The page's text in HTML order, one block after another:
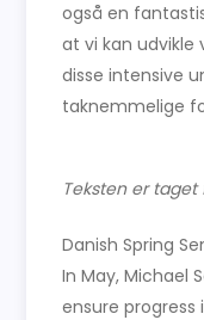
også en
at vi kan udvikle
disse intensive
taknemmelige
Teksten er
Danish Spring
In May, Michael
ensure progress